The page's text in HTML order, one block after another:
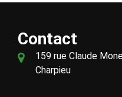
Contact
159 rue Claude
Charpieu